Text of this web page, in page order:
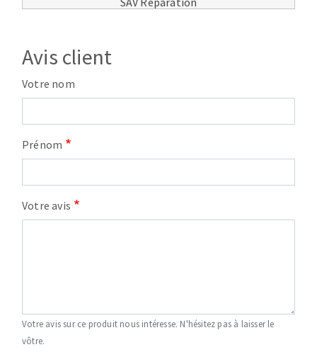
Avis client
Votre nom
Prénom
Votre avis
Votre avis sur ce produit nous intéresse. N'hésitez pas à laisser le
vôtre.